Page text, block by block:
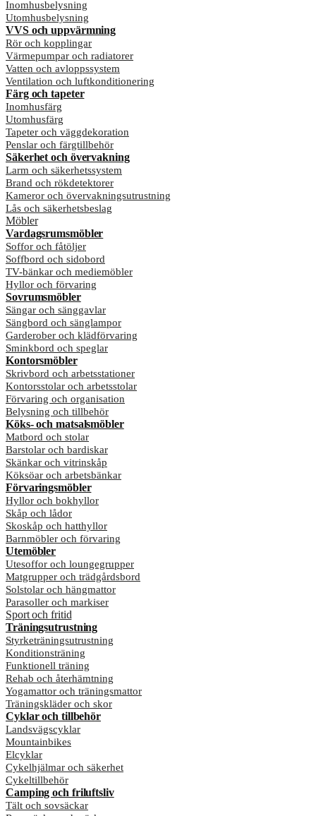
Inomhusbelysning
Utomhusbelysning
VVS och uppvärmning
Rör och kopplingar
Värmepumpar och radiatorer
Vatten och avloppssystem
Ventilation och luftkonditionering
Färg och tapeter
Inomhusfärg
Utomhusfärg
Tapeter och väggdekoration
Penslar och färgtillbehör
Säkerhet och övervakning
Larm och säkerhetssystem
Brand och rökdetektorer
Kameror och övervakningsutrustning
Lås och säkerhetsbeslag
Möbler
Vardagsrumsmöbler
Soffor och fåtöljer
Soffbord och sidobord
TV-bänkar och mediemöbler
Hyllor och förvaring
Sovrumsmöbler
Sängar och sänggavlar
Sängbord och sänglampor
Garderober och klädförvaring
Sminkbord och speglar
Kontorsmöbler
Skrivbord och arbetsstationer
Kontorsstolar och arbetsstolar
Förvaring och organisation
Belysning och tillbehör
Köks- och matsalsmöbler
Matbord och stolar
Barstolar och bardiskar
Skänkar och vitrinskåp
Köksöar och arbetsbänkar
Förvaringsmöbler
Hyllor och bokhyllor
Skåp och lådor
Skoskåp och hatthyllor
Barnmöbler och förvaring
Utemöbler
Utesoffor och loungegrupper
Matgrupper och trädgårdsbord
Solstolar och hängmattor
Parasoller och markiser
Sport och fritid
Träningsutrustning
Styrketräningsutrustning
Konditionsträning
Funktionell träning
Rehab och återhämtning
Yogamattor och träningsmattor
Träningskläder och skor
Cyklar och tillbehör
Landsvägscyklar
Mountainbikes
Elcyklar
Cykelhjälmar och säkerhet
Cykeltillbehör
Camping och friluftsliv
Tält och sovsäckar